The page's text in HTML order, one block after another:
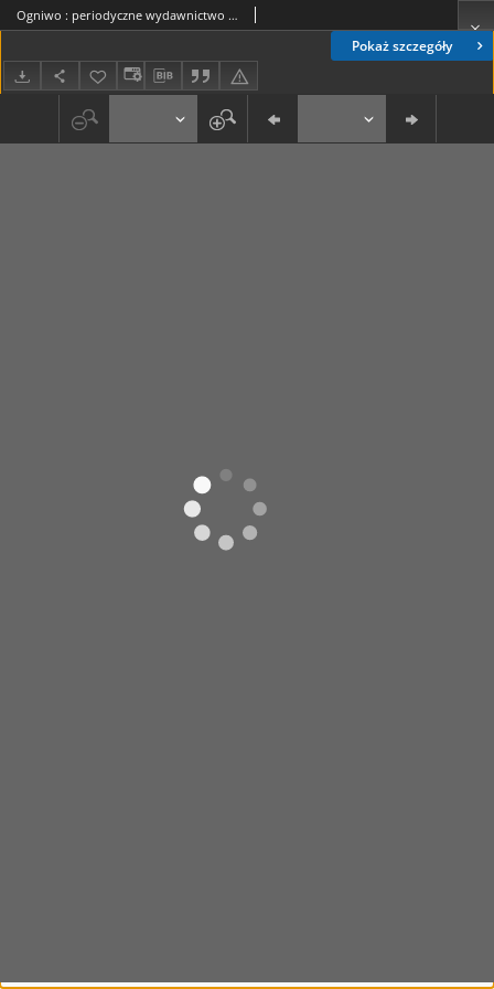
Pokaż szczegóły
Ogniwo : periodyczne wydawnictwo organizacyjne Akcji Katolickiej Diecezji Lubelskiej R. 6, Nr 10 (październik 1938)